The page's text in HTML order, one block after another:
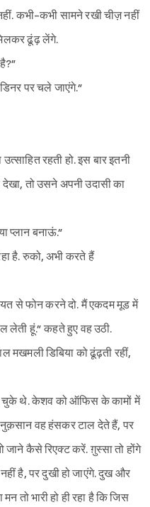
कभी-कभी सामने रखी चीज़ नहीं
ढूंढ़ लेंगे.
पर चले जाएंगे.”
रहती हो. इस बार इतनी
तो उसने अपनी उदासी का
प्लान बनाऊं.”
है. रुको, अभी करते हैं
से फोन करने दो. मैं एकदम मूड में
लेती हूं.” कहते हुए वह उठी.
मखमली डिबिया को ढूंढ़ती रहीं,
चुके थे. केशव को ऑफिस के कामों में
नुक़सान वह हंसकर टाल देते हैं, पर
जाने कैसे रिएक्ट करें. ग़ुस्सा तो होंगे
है, पर दुखी हो जाएंगे. दुख और
तो भारी हो ही रहा है कि जिस